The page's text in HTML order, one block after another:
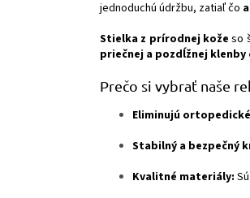
jednoduchú údržbu, zatiaľ čo
Stielka z prírodnej kože so
priečnej a pozdĺžnej
Prečo si vybrať naše
Eliminujú
Stabilný a bezpečný
Kvalitné materiály: